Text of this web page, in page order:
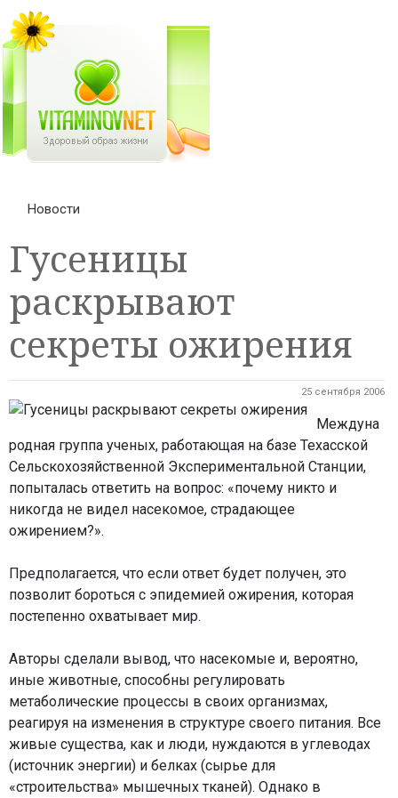
Новости
Гусеницы
раскрывают
секреты ожирения
25 сентября 2006
Междуна
родная группа ученых, работающая на базе Техасской
Сельскохозяйственной Экспериментальной Станции,
попыталась ответить на вопрос: «почему никто и
никогда не видел насекомое, страдающее
ожирением?».
Предполагается, что если ответ будет получен, это
позволит бороться с эпидемией ожирения, которая
постепенно охватывает мир.
Авторы сделали вывод, что насекомые и, вероятно,
иные животные, способны регулировать
метаболические процессы в своих организмах,
реагируя на изменения в структуре своего питания. Все
живые существа, как и люди, нуждаются в углеводах
(источник энергии) и белках (сырье для
«строительства» мышечных тканей). Однако в